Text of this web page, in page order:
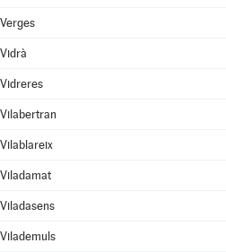
Verges
Vidrà
Vidreres
Vilabertran
Vilablareix
Viladamat
Viladasens
Vilademuls